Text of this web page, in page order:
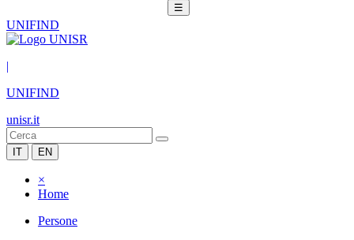
☰
UNIFIND
|
UNIFIND
unisr.it
IT EN
×
Home
Persone